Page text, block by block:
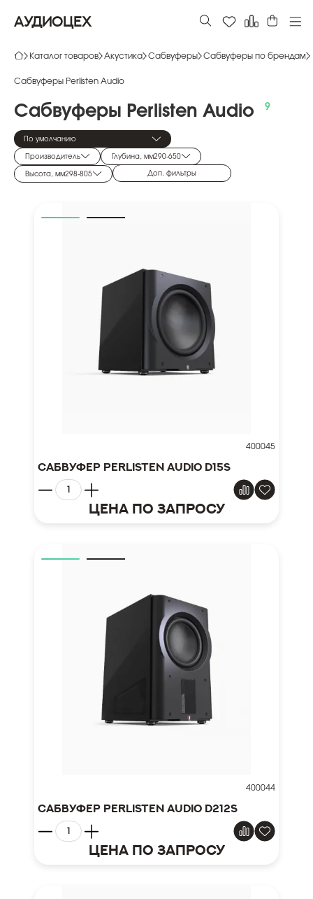
АУДИОЦЕХ
Каталог товаров Акустика Сабвуферы Сабвуферы по брендам
Сабвуферы Perlisten Audio
Сабвуферы Perlisten Audio
Производитель Глубина, мм290-650
Высота, мм298-805 Доп. фильтры
По умолчанию
400045
Сабвуфер Perlisten Audio D15s
Цена по запросу
400044
Сабвуфер Perlisten Audio D212s
Цена по запросу